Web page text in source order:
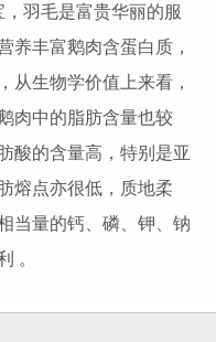
羽毛是富贵华丽的服
养丰富鹅肉含蛋白质，
从生物学价值上来看，
肉中的脂肪含量也较
酸的含量高，特别是亚
熔点亦很低，质地柔
当量的钙、磷、钾、钠
。